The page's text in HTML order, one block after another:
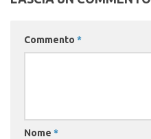
Commento *
Nome *